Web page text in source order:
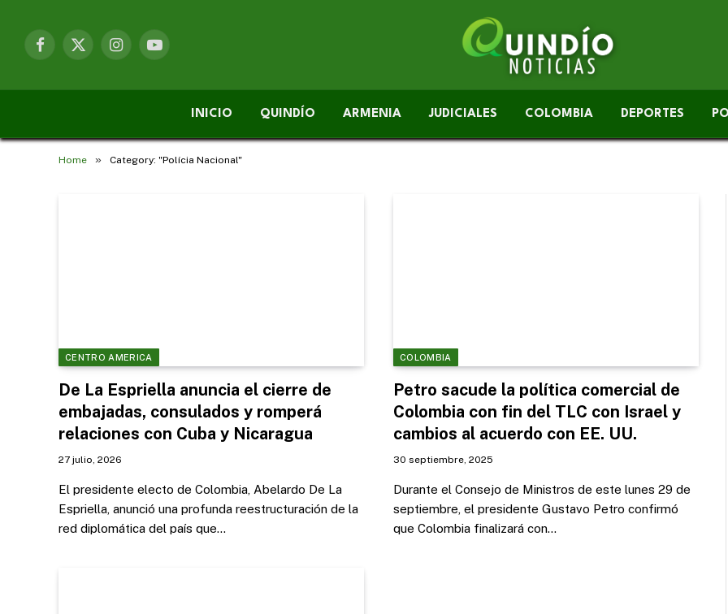
Facebook
X
InstagramYouTube
INICIO QUINDÍO ARMENIA JUDICIALES COLOMBIA DEPORTES
Home » Category: "Polícia Nacional"
CENTRO AMERICA
De La Espriella anuncia el cierre de
embajadas, consulados y romperá
relaciones con Cuba y Nicaragua
27 julio, 2026
El presidente electo de Colombia, Abelardo De La
Espriella, anunció una profunda reestructuración de la
red diplomática del país que…
COLOMBIA
Petro sacude la política comercial de
Colombia con fin del TLC con Israel y
cambios al acuerdo con EE. UU.
30 septiembre, 2025
Durante el Consejo de Ministros de este lunes 29 de
septiembre, el presidente Gustavo Petro confirmó
que Colombia finalizará con…